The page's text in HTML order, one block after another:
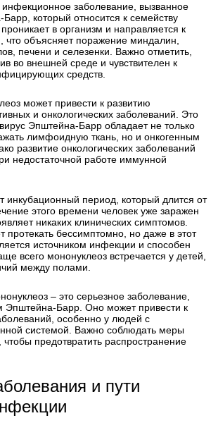
заболевание, вызванное
который относится к семейству
в организм и направляется к
что объясняет поражение миндалин,
печени и селезенки. Важно отметить,
во внешней среде и чувствителен к
средств.
может привести к развитию
и онкологических заболеваний. Это
Эпштейна-Барр обладает не только
лимфоидную ткань, но и онкогенным
развитие онкологических заболеваний
недостаточной работе иммунной
инкубационный период, который длится от
этого времени человек уже заражен
никаких клинических симптомов.
протекать бессимптомно, но даже в этот
источником инфекции и способен
всего мононуклеоз встречается у детей,
между полами.
– это серьезное заболевание,
Эпштейна-Барр. Оно может привести к
особенно у людей с
системой. Важно соблюдать меры
чтобы предотвратить распространение
и пути